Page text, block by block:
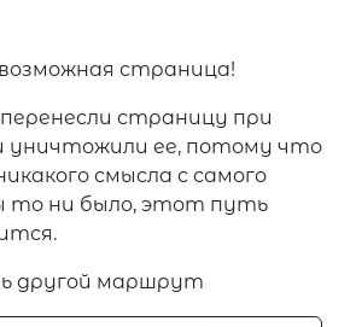
страница!
страницу при
уничтожили ее, потому что
смысла с самого
то ни было, этот путь
другой маршрут